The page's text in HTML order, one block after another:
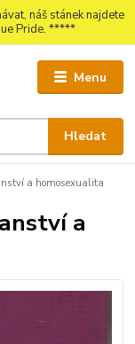
náš stánek najdete
Pride. *****
Menu
Hledat
a homosexualita
a